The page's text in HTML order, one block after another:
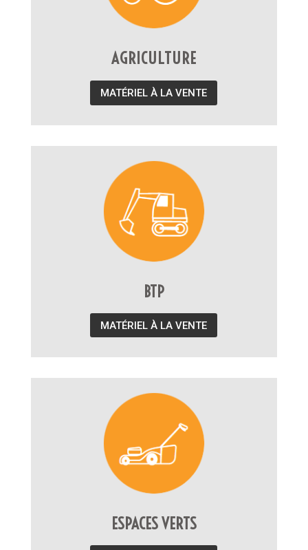
AGRICULTURE
MATÉRIEL À LA VENTE
BTP
MATÉRIEL À LA VENTE
ESPACES VERTS